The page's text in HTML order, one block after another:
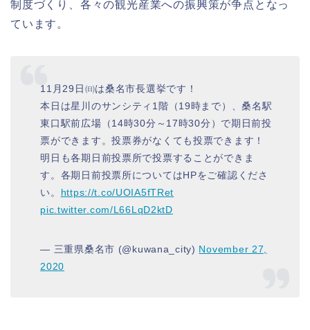
制度づくり、各々の観光産業への振興策が争点となっ
ています。
11月29日㈰は桑名市長選挙です！
本日は星川のサンシティ1階（19時まで）、桑名駅
東口駅前広場（14時30分～17時30分）で期日前投
票ができます。投票券がなくても投票できます！
明日も各期日前投票所で投票することができま
す。各期日前投票所についてはHPをご確認くださ
い。 https://t.co/UOIA5fTRet
pic.twitter.com/L66LqD2ktD
— 三重県桑名市 (@kuwana_city) November 27,
2020